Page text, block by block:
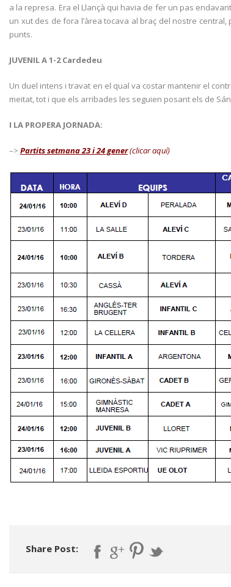
a la represa. Era el Llançà qui havia de fer un pas
un xut des de fora l’àrea tocava al braç del nostre
punts.
JUVENIL A 1-2 Cardedeu
Un duel intens i travat en el qual va costar mantenir el
meitat, tot i que els arribades les seguien posant els de
I LA PROPERA JORNADA:
–> Partits setmana 23 i 24 gener(clicar aquí)
Share Post: